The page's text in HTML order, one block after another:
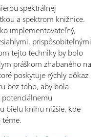
spektrálnej
a spektrom knižnice.
implementovateľný,
prispôsobiteľnými
tejto techniky by bolo
práškom zhabaného na
poskytuje rýchly dôkaz
bez toho, aby bola
bielu knihu nižšie, kde